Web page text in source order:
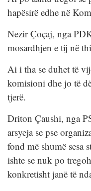
hapësirë edhe në
Nezir Çoçaj, nga
mosardhjen e tij në
Ai i tha se duhet të
komisioni dhe jo të
tjerë.
Driton Çaushi, nga
arsyeja se pse
fond më shumë sesa
ishte se nuk po
konkretisht janë të